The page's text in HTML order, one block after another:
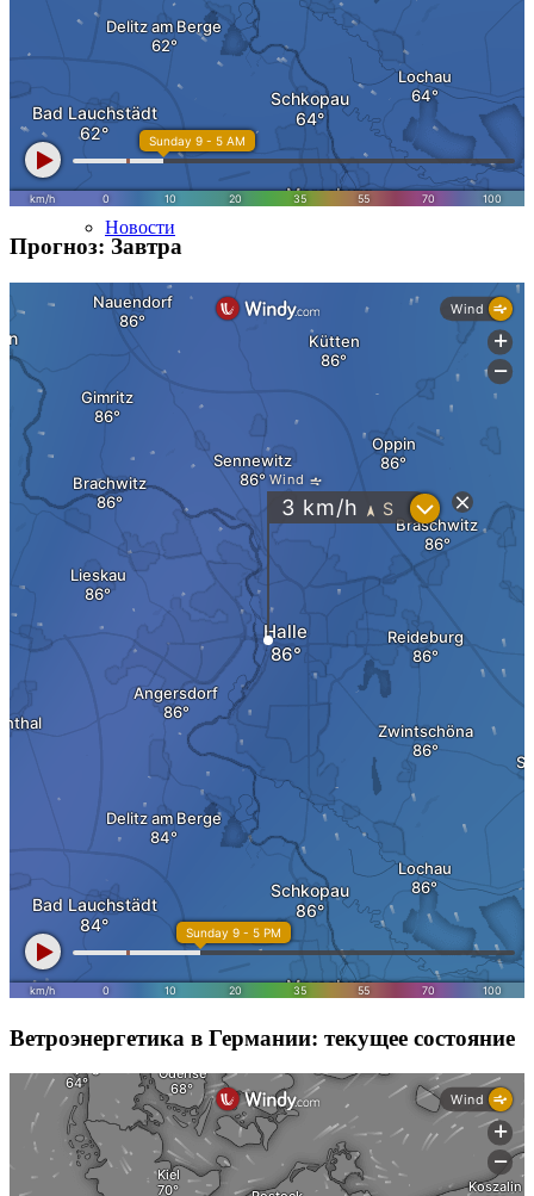
YouTube
Instagram
Новости
Свяжитесь с нами
Меню Меню
Прогноз: Завтра
Ветроэнергетика в Германии: текущее состояние